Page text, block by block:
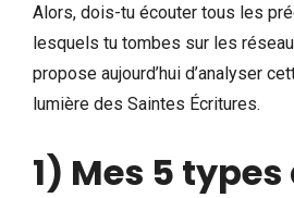
Alors, dois-tu écouter tous les
lesquels tu tombes sur les
propose aujourd’hui d’analyser
lumière des Saintes Écritures.
1) Mes 5